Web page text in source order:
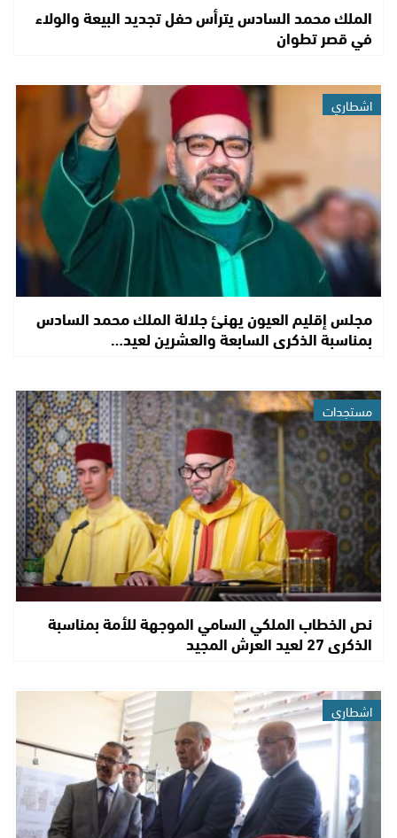
الملك محمد السادس يترأس حفل تجديد البيعة والولاء
في قصر تطوان
اشطاري
مجلس إقليم العيون يهنئ جلالة الملك محمد السادس
بمناسبة الذكرى السابعة والعشرين لعيد…
مستجدات
نص الخطاب الملكي السامي الموجهة للأمة بمناسبة
الذكرى 27 لعيد العرش المجيد
اشطاري